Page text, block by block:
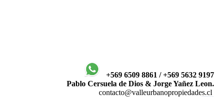
+569 6509 8861 / +569 5632 9197
Pablo Cersuela de Dios & Jorge Yañez Leon.
contacto@valleurbanopropiedades.cl